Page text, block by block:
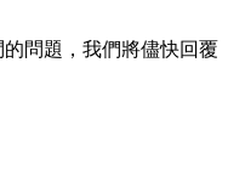
問題，我們將儘快回覆